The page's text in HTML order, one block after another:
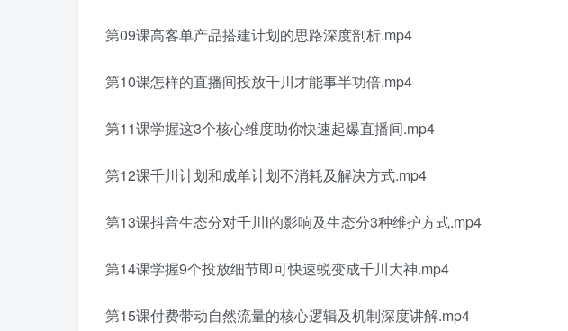
第09课高客单产品搭建计划的思路深度剖析.mp4
第10课怎样的直播间投放千川才能事半功倍.mp4
第11课学握这3个核心维度助你快速起爆直播间.mp4
第12课千川计划和成单计划不消耗及解决方式.mp4
第13课抖音生态分对千川l的影响及生态分3种维护方式.mp4
第14课学握9个投放细节即可快速蜕变成千川大神.mp4
第15课付费带动自然流量的核心逻辑及机制深度讲解.mp4